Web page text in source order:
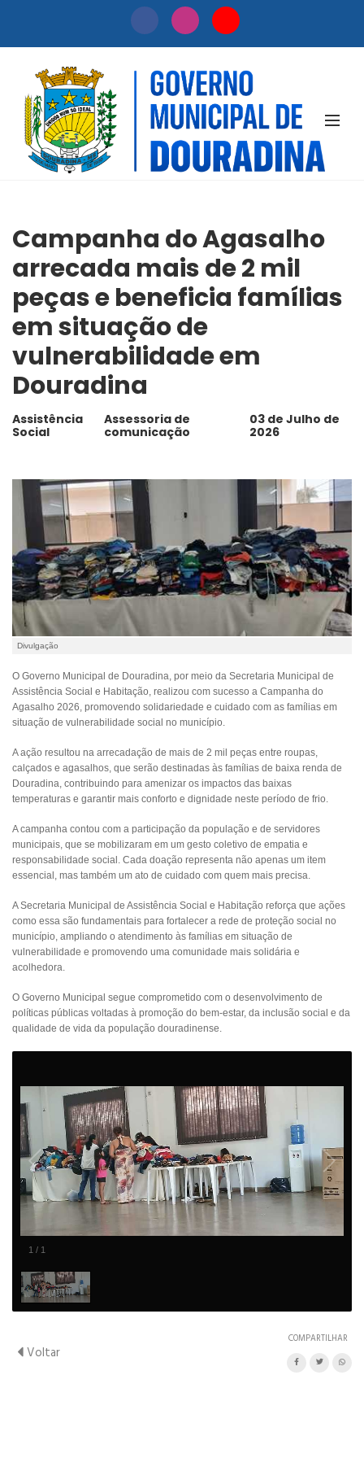
NOTÍCIAS
Campanha do Agasalho
arrecada mais de 2 mil
peças e beneficia famílias
em situação de
vulnerabilidade em
Douradina
Assistência
Social
Assessoria de
comunicação
03 de Julho de
2026
Divulgação
O Governo Municipal de Douradina, por meio da Secretaria Municipal de
Assistência Social e Habitação, realizou com sucesso a Campanha do
Agasalho 2026, promovendo solidariedade e cuidado com as famílias em
situação de vulnerabilidade social no município.
A ação resultou na arrecadação de mais de 2 mil peças entre roupas,
calçados e agasalhos, que serão destinadas às famílias de baixa renda de
Douradina, contribuindo para amenizar os impactos das baixas
temperaturas e garantir mais conforto e dignidade neste período de frio.
A campanha contou com a participação da população e de servidores
municipais, que se mobilizaram em um gesto coletivo de empatia e
responsabilidade social. Cada doação representa não apenas um item
essencial, mas também um ato de cuidado com quem mais precisa.
A Secretaria Municipal de Assistência Social e Habitação reforça que ações
como essa são fundamentais para fortalecer a rede de proteção social no
município, ampliando o atendimento às famílias em situação de
vulnerabilidade e promovendo uma comunidade mais solidária e
acolhedora.
O Governo Municipal segue comprometido com o desenvolvimento de
políticas públicas voltadas à promoção do bem-estar, da inclusão social e da
qualidade de vida da população douradinense.
1 / 1
Voltar
COMPARTILHAR